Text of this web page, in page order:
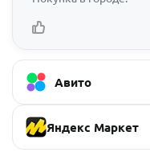
Авито
Яндекс Маркет